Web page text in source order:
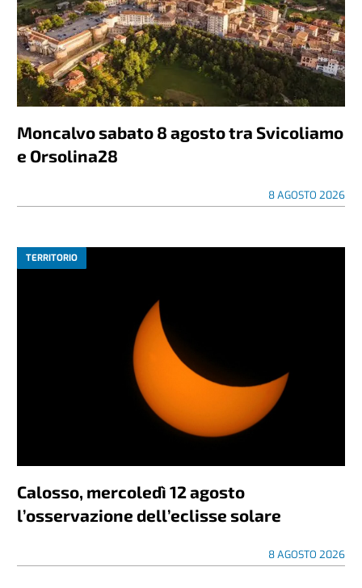
Moncalvo sabato 8 agosto tra Svicoliamo
e Orsolina28
8 AGOSTO 2026
TERRITORIO
Calosso, mercoledì 12 agosto
l’osservazione dell’eclisse solare
8 AGOSTO 2026